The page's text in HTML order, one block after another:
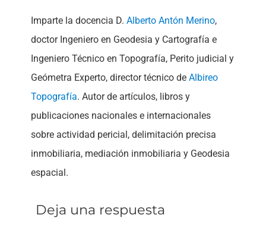
Imparte la docencia D. Alberto Antón Merino,
doctor Ingeniero en Geodesia y Cartografía e
Ingeniero Técnico en Topografía, Perito judicial y
Geómetra Experto, director técnico de Albireo
Topografía. Autor de artículos, libros y
publicaciones nacionales e internacionales
sobre actividad pericial, delimitación precisa
inmobiliaria, mediación inmobiliaria y Geodesia
espacial.
Deja una respuesta